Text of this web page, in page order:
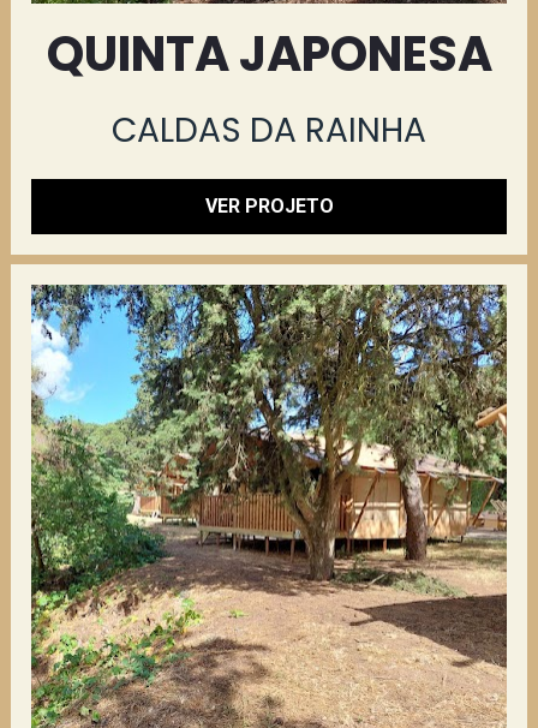
QUINTA JAPONESA
CALDAS DA RAINHA
VER PROJETO